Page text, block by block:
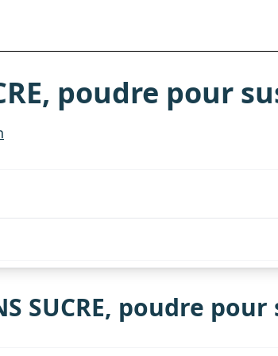
poudre pour
SUCRE, poudre